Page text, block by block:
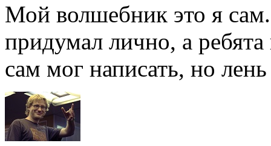
Мой волшебник это я
придумал лично, а
сам мог написать, но